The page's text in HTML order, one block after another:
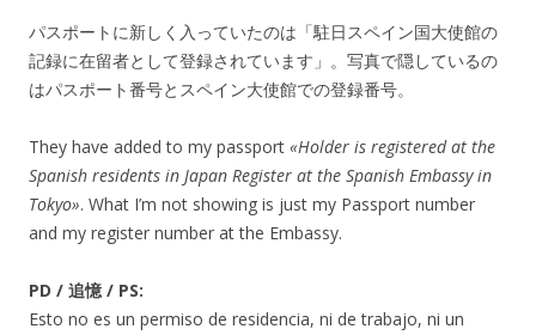
パスポートに新しく入っていたのは「駐日スペイン国大使館の
記録に在留者として登録されています」。写真で隠しているの
はパスポート番号とスペイン大使館での登録番号。
They have added to my passport «Holder is registered at the
Spanish residents in Japan Register at the Spanish Embassy in
Tokyo». What I’m not showing is just my Passport number
and my register number at the Embassy.
PD / 追憶 / PS:
Esto no es un permiso de residencia, ni de trabajo, ni un